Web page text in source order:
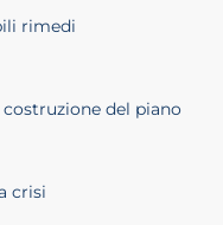
rimedi
del piano
crisi